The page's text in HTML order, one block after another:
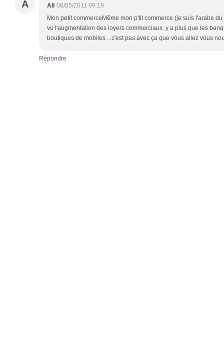
A Ali 08/05/2011 09:19
Mon petit commerceMême mon p'tit commerce (je suis l'arabe
vu l'augmentation des loyers commerciaux. y a plus que les
boutiques de mobiles ...c'est pas avec ça que vous allez vous
Répondre